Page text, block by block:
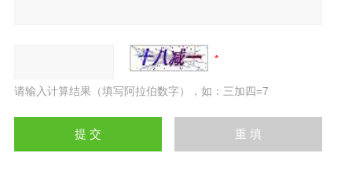
请输入计算结果（填写阿拉伯数字），如：三加四=7